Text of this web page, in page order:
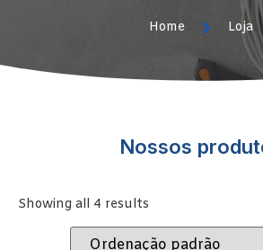
Home Loja
Nossos
Showing all 4 results